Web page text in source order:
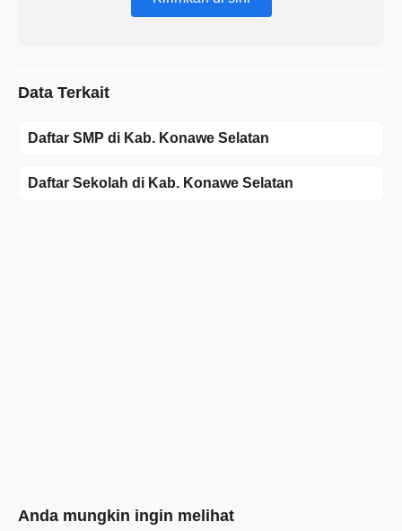
Data Terkait
Daftar SMP di Kab. Konawe Selatan
Daftar Sekolah di Kab. Konawe Selatan
Anda mungkin ingin melihat